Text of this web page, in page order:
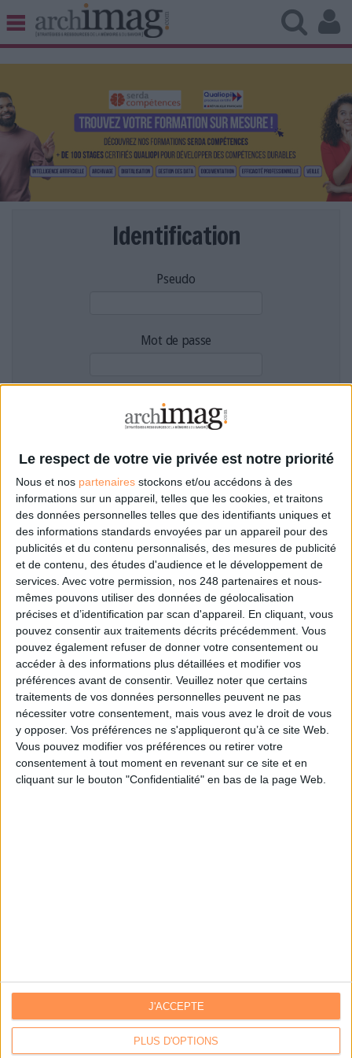
Le respect de votre vie privée est notre priorité
Nous et nos partenaires stockons et/ou accédons à des
informations sur un appareil, telles que les cookies, et traitons
des données personnelles telles que des identifiants uniques et
des informations standards envoyées par un appareil pour des
publicités et du contenu personnalisés, des mesures de publicité
et de contenu, des études d'audience et le développement de
services. Avec votre permission, nos 248 partenaires et nous-
mêmes pouvons utiliser des données de géolocalisation
précises et d’identification par scan d'appareil. En cliquant, vous
pouvez consentir aux traitements décrits précédemment. Vous
pouvez également refuser de donner votre consentement ou
accéder à des informations plus détaillées et modifier vos
préférences avant de consentir. Veuillez noter que certains
traitements de vos données personnelles peuvent ne pas
nécessiter votre consentement, mais vous avez le droit de vous
y opposer. Vos préférences ne s'appliqueront qu’à ce site Web.
Vous pouvez modifier vos préférences ou retirer votre
consentement à tout moment en revenant sur ce site et en
cliquant sur le bouton "Confidentialité" en bas de la page Web.
PLUS D'OPTIONS
J'ACCEPTE
BIBLIOTHÈQUE ÉDITION
UNIVERS DATA
TRAVAIL COLLABORATIF
VIE NUMÉRIQUE
NUMÉRIQUE RESPONSABLE
LES LIVRES BLANCS
LES SUPPLÉMENTS
NOS OFFRES D'ABONNEMENTS
Identification
Pseudo
Mot de passe
Filtre anti-spam
Mot de passe oublié ?
Pas encore de compte?
Je m'inscris pour commenter les articles
ou déposer mon CV
Je m'inscris sur Archimag.com
Communiquer avec Archimag|Communiquer avec ACE